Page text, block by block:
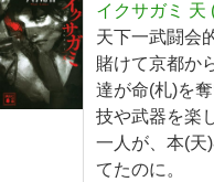
イクサガミ 天
天下一武闘会
賭けて京都か
達が命(札)を
技や武器を楽
一人が、本(天
てたのに。